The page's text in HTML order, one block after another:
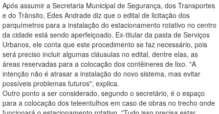
Após assumir a Secretaria Municipal de Segurança, dos Transportes
e do Trânsito, Edes Andrade diz que o edital de licitação dos
parquímetros para a instalação do estacionamento rotativo no centro
da cidade está sendo aperfeiçoado. Ex-titular da pasta de Serviços
Urbanos, ele conta que este procedimento se faz necessário, pois
será preciso incluir algumas cláusulas no edital, dentre elas, as
áreas reservadas para a colocação dos contêineres de lixo. "A
intenção não é atrasar a instalação do novo sistema, mas evitar
possíveis problemas futuros", explica.
Outro ponto a ser considerado, segundo o secretário, é o espaço
para a colocação dos teleentulhos em caso de obras no trecho onde